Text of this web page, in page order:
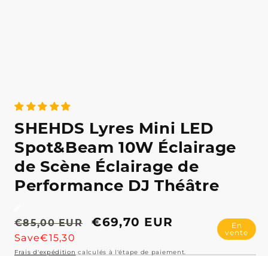
Prix
habituel
€85,00 EUR
Prix
€69,70 EUR
Save€15,30
En
vente